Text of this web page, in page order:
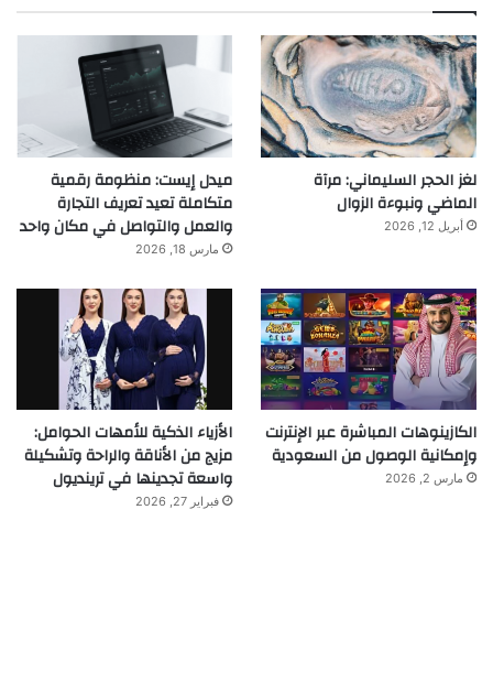
لغز الحجر السليماني: مرآة
الماضي ونبوءة الزوال
أبريل 12, 2026
ميدل إيست: منظومة رقمية
متكاملة تعيد تعريف التجارة
والعمل والتواصل في مكان واحد
مارس 18, 2026
الكازينوهات المباشرة عبر الإنترنت
وإمكانية الوصول من السعودية
مارس 2, 2026
الأزياء الذكية للأمهات الحوامل:
مزيج من الأناقة والراحة وتشكيلة
واسعة تجدينها في ترينديول
فبراير 27, 2026